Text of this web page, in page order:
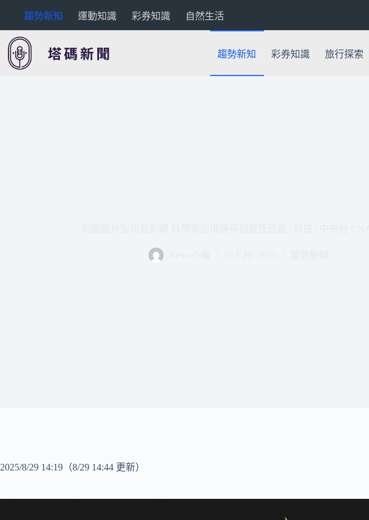
要
內
趨勢新知 運動知識 彩券知識 自然生活
趨勢新知 彩券知識 旅行探索
2025/8/29 14:19 （8/29 14:44 更新）